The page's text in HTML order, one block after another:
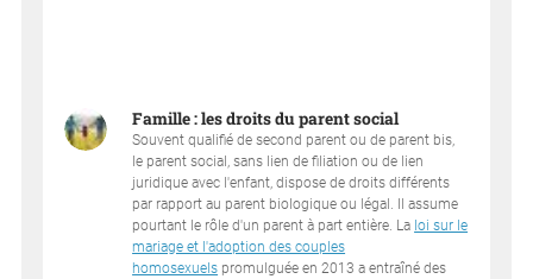
Famille : les droits du parent social
Souvent qualifié de second parent ou de parent bis,
le parent social, sans lien de filiation ou de lien
juridique avec l'enfant, dispose de droits différents
par rapport au parent biologique ou légal. Il assume
pourtant le rôle d'un parent à part entière. La loi sur le
mariage et l'adoption des couples
homosexuels promulguée en 2013 a entraîné des